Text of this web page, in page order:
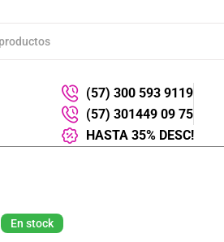
(57) 300 593 9119
(57) 301449 09 75
HASTA 35% DESC!
En stock